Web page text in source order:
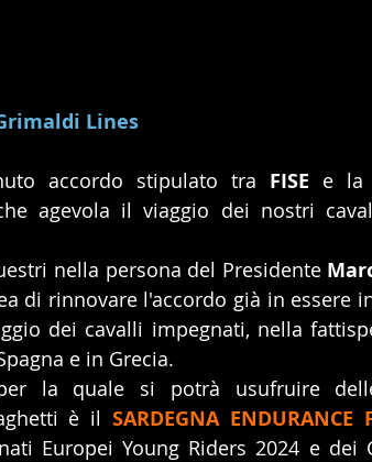
Lines
accordo stipulato tra FISE e la
agevola il viaggio dei nostri
nella persona del Presidente
di rinnovare l'accordo già in essere
dei cavalli impegnati, nella
e in Grecia.
la quale si potrà usufruire
è il SARDEGNA ENDURANCE
Europei Young Riders 2024 e dei